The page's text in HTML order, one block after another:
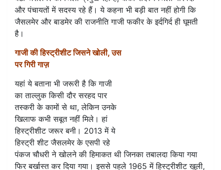
और पंचायतों में सदस्य रहे हैं। ये कहना भी बड़ी बात नहीं होगी कि
जैसलमेर और बाडमेर की राजनीति गाजी फकीर के इर्दगिर्द ही घूमती
है।
गाजी की हिस्ट्रीशीट जिसने खोली, उस
पर गिरी गाज़
यहां ये बताना भी जरूरी है कि गाजी
का ताल्लुक किसी दौर सरहद पार
तस्करी के कामों से था, लेकिन उनके
खिलाफ कभी सबूत नहीं मिले। हां
हिस्ट्रीशीट जरूर बनी। 2013 में ये
हिस्ट्री शीट जैसलमेर के एसपी रहे
पंकज चौधरी ने खोलने की हिमाकत थी जिनका तबालदा किया गया
फिर बर्खास्त कर दिया गया। इससे पहले 1965 में हिस्ट्रीशीट खुली,